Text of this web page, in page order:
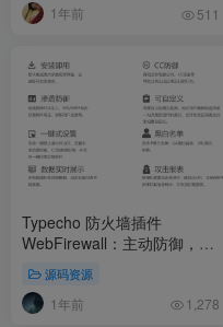
1年前 511
Typecho 防火墙插件
WebFirewall：主动防御，守
护您的网站安全
源码资源
1年前 1,278